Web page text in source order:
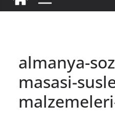
almanya-
masasi-